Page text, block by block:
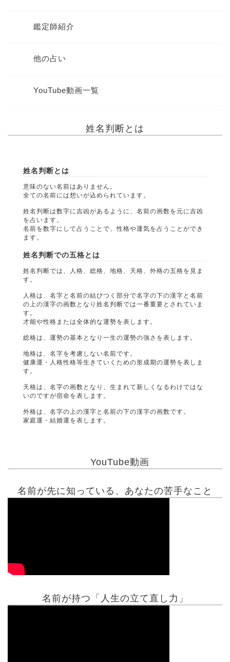
鑑定師紹介
他の占い
YouTube動画一覧
姓名判断とは
姓名判断とは
意味のない名前はありません。
全ての名前には想いが込められています。
姓名判断は数字に吉凶があるように、名前の画数を元に吉凶
を占います。
名前を数字にして占うことで、性格や運気を占うことができ
ます。
姓名判断での五格とは
姓名判断では、人格、総格、地格、天格、外格の五格を見ま
す。
人格は、名字と名前の結びつく部分で名字の下の漢字と名前
の上の漢字の画数となり姓名判断では一番重要とされていま
す。
才能や性格または全体的な運勢を表します。
総格は、運勢の基本となり一生の運勢の強さを表します。
地格は、名字を考慮しない名前です。
健康運・人格性格等生きていくための形成期の運勢を表しま
す。
天格は、名字の画数となり、生まれて新しくなるわけではな
いのですが宿命を表します。
外格は、名字の上の漢字と名前の下の漢字の画数です。
家庭運・結婚運を表します。
YouTube動画
名前が先に知っている、あなたの苦手なこと
名前が持つ「人生の立て直し力」